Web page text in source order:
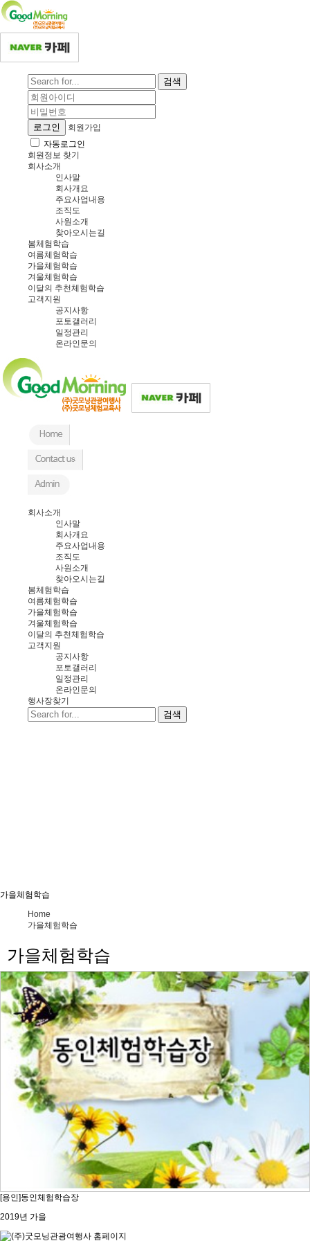
검색
로그인
회원가입
자동로그인
회원정보 찾기
회사소개
인사말
회사개요
주요사업내용
조직도
사원소개
찾아오시는길
봄체험학습
여름체험학습
가을체험학습
겨울체험학습
이달의 추천체험학습
고객지원
공지사항
포토갤러리
일정관리
온라인문의
회사소개
인사말
회사개요
주요사업내용
조직도
사원소개
찾아오시는길
봄체험학습
여름체험학습
가을체험학습
겨울체험학습
이달의 추천체험학습
고객지원
공지사항
포토갤러리
일정관리
온라인문의
행사장찾기
검색
가을체험학습
Home
가을체험학습
가을체험학습
[용인]동인체험학습장
2019년 가을